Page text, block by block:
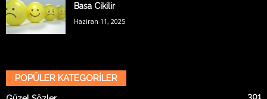
Basa Cikilir
Haziran 11, 2025
POPÜLER KATEGORİLER
301